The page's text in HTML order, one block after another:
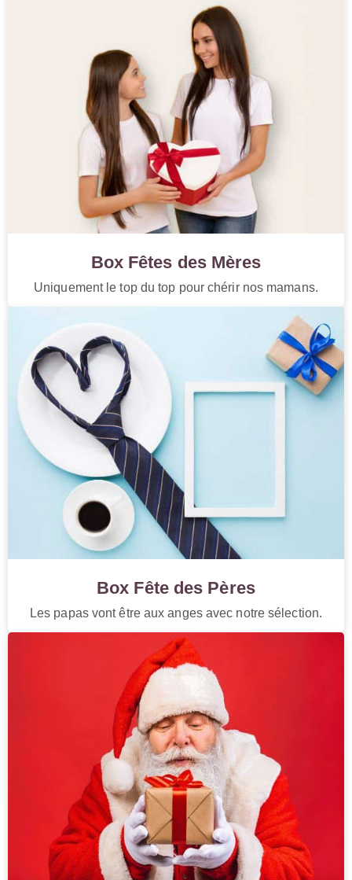
Box Fêtes des Mères
Uniquement le top du top pour chérir nos mamans.
Box Fête des Pères
Les papas vont être aux anges avec notre sélection.